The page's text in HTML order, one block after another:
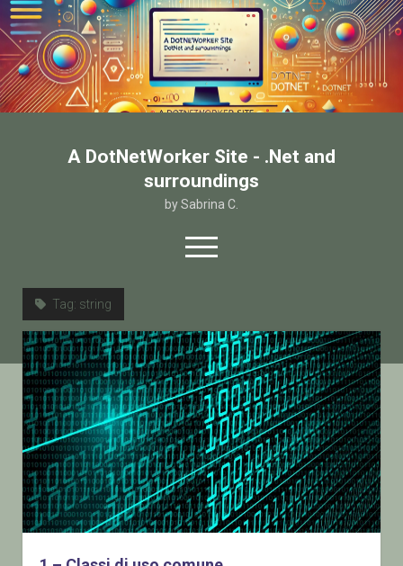
A DotNetWorker Site - .Net and
surroundings
by Sabrina C.
open
menu
Home
Chi sono
Contatto
Tag: string